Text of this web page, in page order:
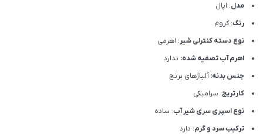
مدل: اپال
رنگ: کروم
نوع دسته کنترلی شیر: اهرمی
اهرم آب تصفیه شده: ندارد
جنس بدنه:آلیاژهای برنج
کارتریج: سرامیکی
نوع اسپری سری شیر آب: ساده
ترکیب سرد و گرم: دارد